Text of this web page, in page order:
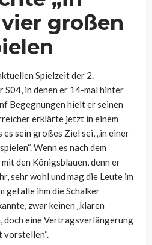
großen
Spielzeit der 2.
in denen er 14-mal hinter
Begegnungen hielt er seinen
erklärte jetzt in einem
es sein großes Ziel sei, „in einer
Wenn es nach dem
den Königsblauen, denn er
sehr wohl und mag die Leute im
gefalle ihm die Schalker
zwar keinen „klaren
doch eine Vertragsverlängerung
vorstellen“.